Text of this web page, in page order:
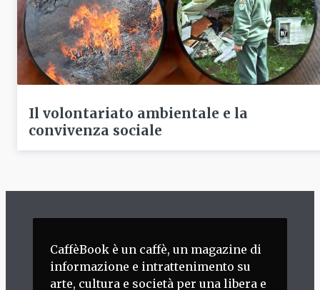
Il volontariato ambientale e la
convivenza sociale
CaffèBook è un caffè, un magazine di
informazione e intrattenimento su
arte, cultura e società per una libera e